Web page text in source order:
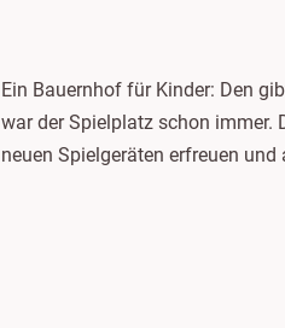
Ein Bauernhof für Kinder: Den
war der Spielplatz schon immer.
neuen Spielgeräten erfreuen und